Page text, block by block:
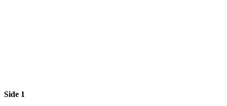
Side 1